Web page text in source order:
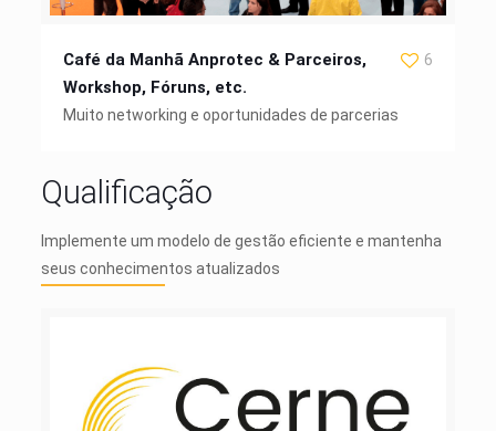
Café da Manhã Anprotec & Parceiros,
Workshop, Fóruns, etc.
6
Muito networking e oportunidades de parcerias
Qualificação
Implemente um modelo de gestão eficiente e mantenha
seus conhecimentos atualizados